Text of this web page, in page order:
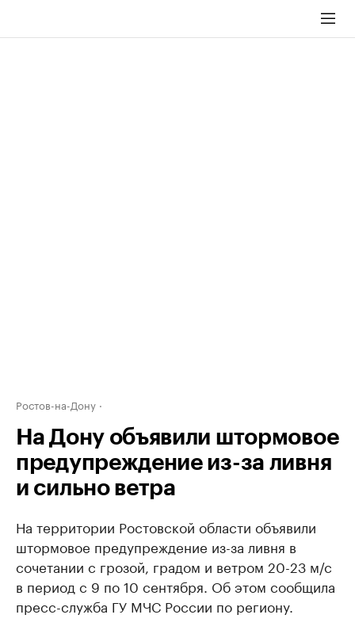
Ростов-на-Дону
На Дону объявили штормовое
предупреждение из-за ливня
и сильно ветра
На территории Ростовской области объявили
штормовое предупреждение из-за ливня в
сочетании с грозой, градом и ветром 20-23 м/с
в период с 9 по 10 сентября. Об этом сообщила
пресс-служба ГУ МЧС России по региону.